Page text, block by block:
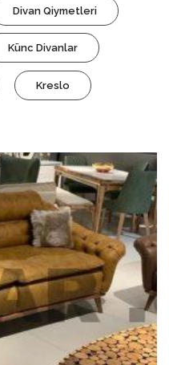
Divan Qiymetleri
Künc Divanlar
Kreslo